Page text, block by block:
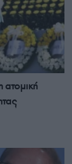
ατομική